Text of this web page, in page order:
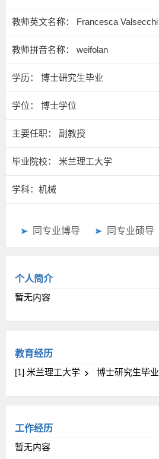
教师英文名称： Francesca Valsecchi
教师拼音名称： weifolan
学历： 博士研究生毕业
学位： 博士学位
主要任职： 副教授
毕业院校： 米兰理工大学
学科：机械
同专业博导 同专业硕导
个人简介
暂无内容
教育经历
[1] 米兰理工大学
博士研究生毕业
工作经历
暂无内容